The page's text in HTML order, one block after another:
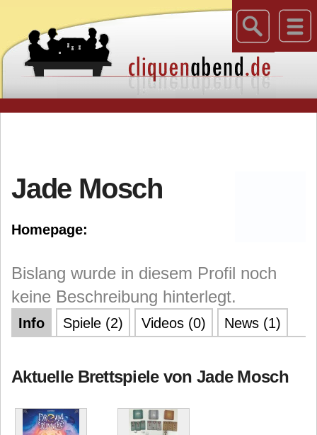
Jade Mosch
Homepage:
Bislang wurde in diesem Profil noch
keine Beschreibung hinterlegt.
Info Spiele (2) Videos (0) News (1)
Aktuelle Brettspiele von Jade Mosch